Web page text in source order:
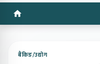
बैंकिङ/उद्योग